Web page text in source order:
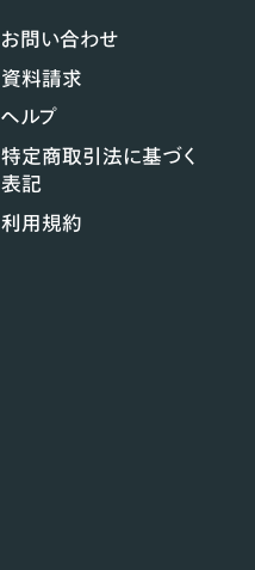
お問い合わせ
資料請求
ヘルプ
特定商取引法に基づく
表記
利用規約